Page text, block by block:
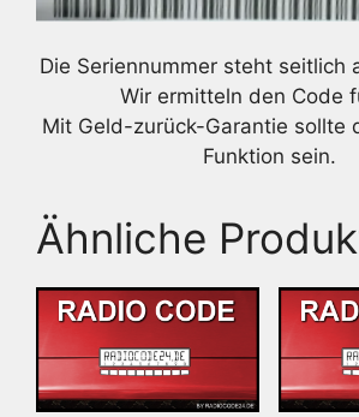
Die Seriennummer steht seitlich
Wir ermitteln den Code
Mit Geld-zurück-Garantie sollte
Funktion sein.
Ähnliche